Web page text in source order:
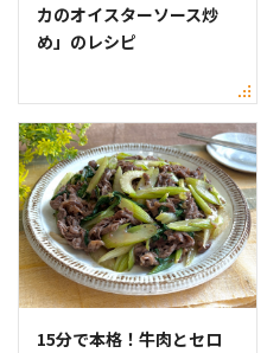
カのオイスターソース炒
め」のレシピ
15分で本格！牛肉とセロ